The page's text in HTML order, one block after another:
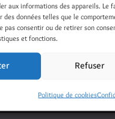
aux informations des appareils. Le
données telles que le
pas consentir ou de retirer son
et fonctions.
Refuser
Politique de cookies
LinkedIn